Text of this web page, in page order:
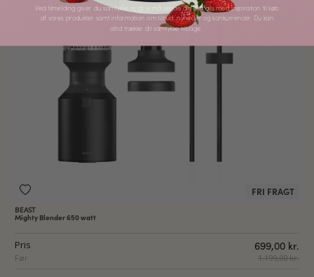
FRI FRAGT
BEAST
Mighty Blender 650 watt
Pris 699,00 kr.
Før 1.199,00 kr.
Ved tilmelding giver du samtykke til, at vi må sende dig e-mails med inspiration til køb
af vores produkter samt information om tilbud, nyheder og konkurrencer. Du kan
altid trække dit samtykke tilbage.